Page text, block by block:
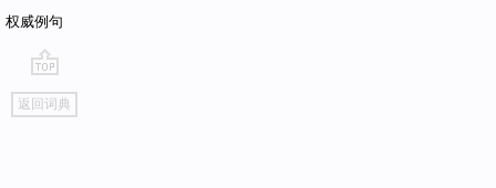
权威例句
go
top
返回词典